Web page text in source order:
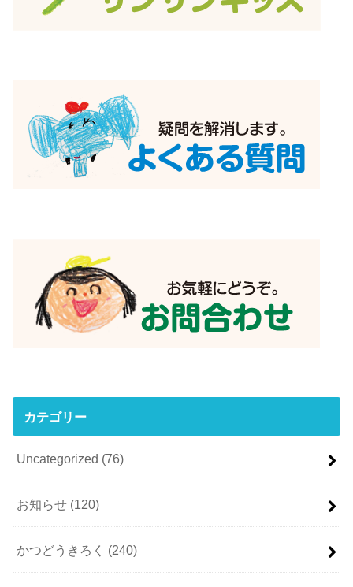
カテゴリー
Uncategorized (76)
お知らせ (120)
かつどうきろく (240)